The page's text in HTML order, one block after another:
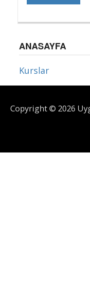
ANASAYFA
Kurslar
Copyright © 2026